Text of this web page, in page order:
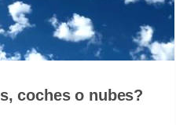
coches o nubes?